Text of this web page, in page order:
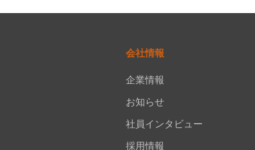
会社情報
企業情報
お知らせ
社員インタビュー
採用情報